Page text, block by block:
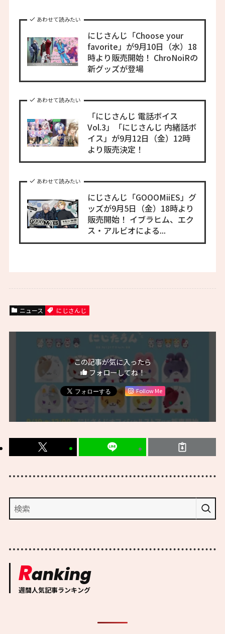
あわせて読みたい
にじさんじ「Choose your
favorite」が9月10日（水）18
時より販売開始！ ChroNoiRの
新グッズが登場
あわせて読みたい
「にじさんじ 電話ボイス
Vol.3」「にじさんじ 内緒話ボ
イス」が9月12日（金）12時
より販売決定！
あわせて読みたい
にじさんじ「GOOOMiiES」グ
ッズが9月5日（金）18時より
販売開始！ イブラヒム、エク
ス・アルビオによる...
ニュース にじさんじ
この記事が気に入ったら
フォローしてね！
Follow Me
Ranking
週間人気記事ランキング